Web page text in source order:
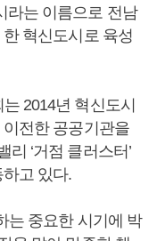
라는 이름으로 전남
혁신도시로 육성
2014년 혁신도시
전한 공공기관을
‘거점 클러스터’
고 있다.
는 중요한 시기에 박